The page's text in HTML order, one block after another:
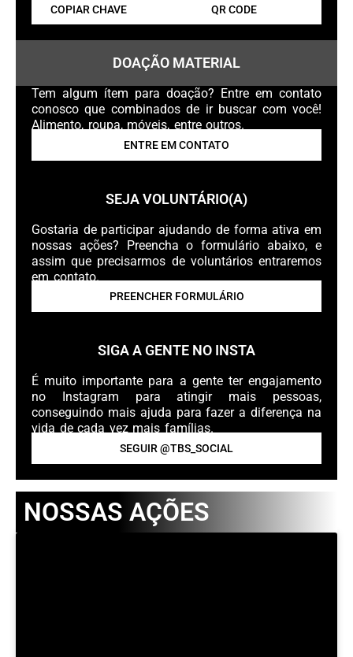
COPIAR CHAVE QR CODE
DOAÇÃO MATERIAL
Tem algum ítem para doação? Entre em contato
conosco que combinados de ir buscar com você!
Alimento, roupa, móveis, entre outros.
ENTRE EM CONTATO
SEJA VOLUNTÁRIO(A)
Gostaria de participar ajudando de forma ativa em
nossas ações? Preencha o formulário abaixo, e
assim que precisarmos de voluntários entraremos
em contato.
PREENCHER FORMULÁRIO
SIGA A GENTE NO INSTA
É muito importante para a gente ter engajamento
no Instagram para atingir mais pessoas,
conseguindo mais ajuda para fazer a diferença na
vida de cada vez mais famílias.
SEGUIR @TBS_SOCIAL
NOSSAS AÇÕES